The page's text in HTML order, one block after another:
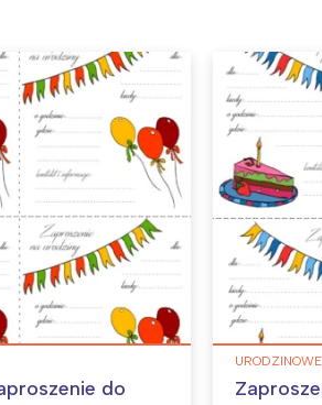
do
URODZINOWE